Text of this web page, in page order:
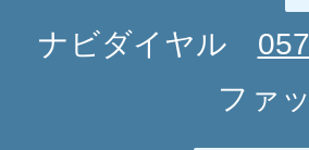
ナビダイヤル
ファ